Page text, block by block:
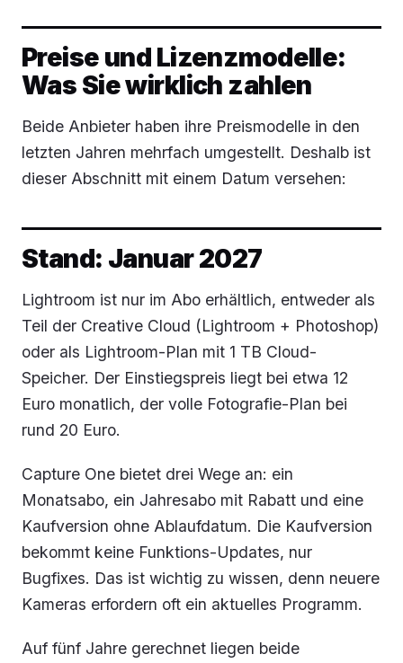
Preise und Lizenzmodelle:
Was Sie wirklich zahlen
Beide Anbieter haben ihre Preismodelle in den
letzten Jahren mehrfach umgestellt. Deshalb ist
dieser Abschnitt mit einem Datum versehen:
Stand: Januar 2027
Lightroom ist nur im Abo erhältlich, entweder als
Teil der Creative Cloud (Lightroom + Photoshop)
oder als Lightroom-Plan mit 1 TB Cloud-
Speicher. Der Einstiegspreis liegt bei etwa 12
Euro monatlich, der volle Fotografie-Plan bei
rund 20 Euro.
Capture One bietet drei Wege an: ein
Monatsabo, ein Jahresabo mit Rabatt und eine
Kaufversion ohne Ablaufdatum. Die Kaufversion
bekommt keine Funktions-Updates, nur
Bugfixes. Das ist wichtig zu wissen, denn neuere
Kameras erfordern oft ein aktuelles Programm.
Auf fünf Jahre gerechnet liegen beide